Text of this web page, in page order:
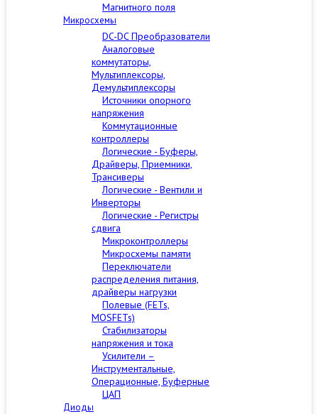
Магнитного поля
Микросхемы
DC-DC Преобразователи
Аналоговые
коммутаторы,
Мультиплексоры,
Демультиплексоры
Источники опорного
напряжения
Коммутационные
контроллеры
Логические - Буферы,
Драйверы, Приемники,
Трансиверы
Логические - Вентили и
Инверторы
Логические - Регистры
сдвига
Микроконтроллеры
Микросхемы памяти
Переключатели
распределения питания,
драйверы нагрузки
Полевые (FETs,
MOSFETs)
Стабилизаторы
напряжения и тока
Усилители –
Инструментальные,
Операционные, Буферные
ЦАП
Диоды